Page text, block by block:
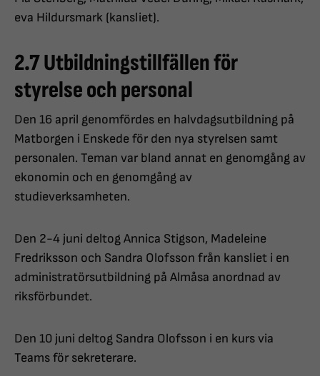
eva Hildursmark (kansliet).
2.7 Utbildningstillfällen för
styrelse och personal
Den 16 april genomfördes en halvdagsutbildning på
Matborgen i Enskede för den nya styrelsen samt
personalen. Teman var bland annat en genomgång av
ekonomin och en genomgång av
studieverksamheten.
Den 2-4 juni deltog Annica Stigson, Madeleine
Fredriksson och Sandra Olofsson från kansliet i en
administratörsutbildning på Almåsa anordnad av
riksförbundet.
Den 10 juni deltog Sandra Olofsson i en kurs via
Teams för sekreterare.